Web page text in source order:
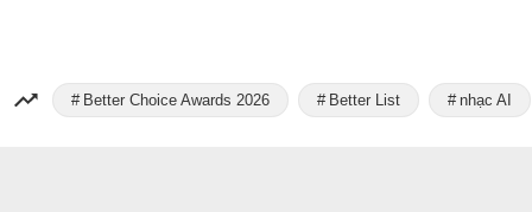
Better Choice Awards 2026 Better List nhạc AI